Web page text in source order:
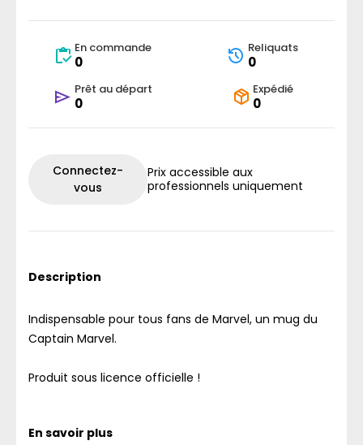
En commande
0
Reliquats
0
Prêt au départ
0
Expédié
0
Connectez-
vous
Prix accessible aux
professionnels uniquement
Description
Indispensable pour tous fans de Marvel, un mug du
Captain Marvel.
Produit sous licence officielle !
En savoir plus